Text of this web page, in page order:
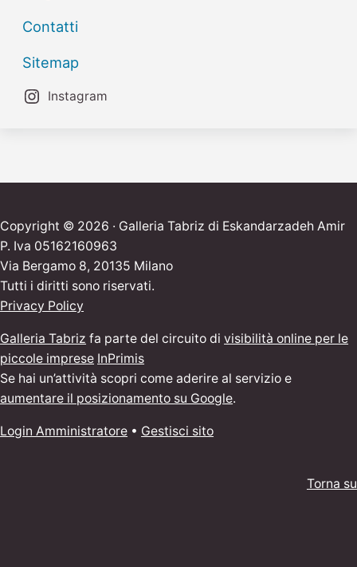
Contatti
Sitemap
Instagram
Copyright © 2026 · Galleria Tabriz di Eskandarzadeh Amir
P. Iva 05162160963
Via Bergamo 8, 20135 Milano
Tutti i diritti sono riservati.
Privacy Policy
Galleria Tabriz fa parte del circuito divisibilità online per le
piccole imprese InPrimis
Se hai un’attività scopri come aderire al servizio e
aumentare il posizionamento su Google.
Login Amministratore • Gestisci sito
Torna su